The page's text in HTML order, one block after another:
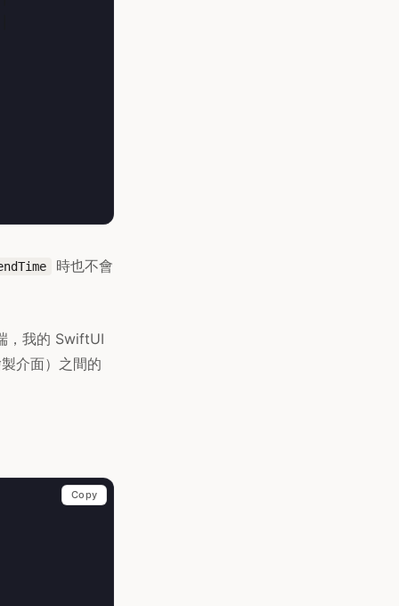
時也不會
，我的 SwiftUI
介面）之間的
Copy